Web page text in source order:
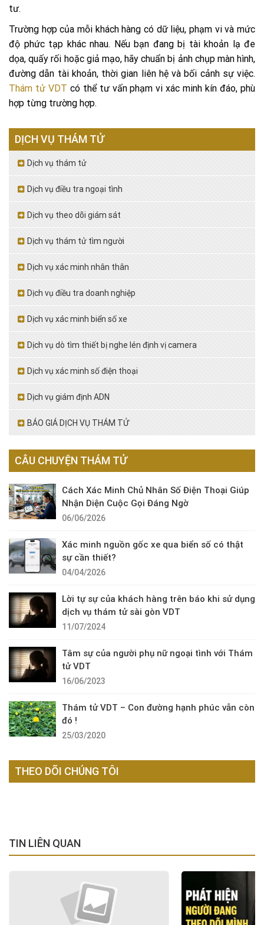
tư.
Trường hợp của mỗi khách hàng có dữ liệu, phạm vi và mức
độ phức tạp khác nhau. Nếu bạn đang bị tài khoản lạ đe
dọa, quấy rối hoặc giả mạo, hãy chuẩn bị ảnh chụp màn hình,
đường dẫn tài khoản, thời gian liên hệ và bối cảnh sự việc.
Thám tử VDT có thể tư vấn phạm vi xác minh kín đáo, phù
hợp từng trường hợp.
DỊCH VỤ THÁM TỬ
Dịch vụ thám tử
Dịch vụ điều tra ngoại tình
Dịch vụ theo dõi giám sát
Dịch vụ thám tử tìm người
Dịch vụ xác minh nhân thân
Dịch vụ điều tra doanh nghiệp
Dịch vụ xác minh biển số xe
Dịch vụ dò tìm thiết bị nghe lén định vị camera
Dịch vụ xác minh số điện thoại
Dịch vụ giám định ADN
BÁO GIÁ DỊCH VỤ THÁM TỬ
CÂU CHUYỆN THÁM TỬ
Cách Xác Minh Chủ Nhân Số Điện Thoại Giúp
Nhận Diện Cuộc Gọi Đáng Ngờ
06/06/2026
Xác minh nguồn gốc xe qua biển số có thật
sự cần thiết?
04/04/2026
Lời tự sự của khách hàng trên báo khi sử dụng
dịch vụ thám tử sài gòn VDT
11/07/2024
Tâm sự của người phụ nữ ngoại tình với Thám
tử VDT
16/06/2023
Thám tử VDT – Con đường hạnh phúc vẫn còn
đó !
25/03/2020
THEO DÕI CHÚNG TÔI
TIN LIÊN QUAN